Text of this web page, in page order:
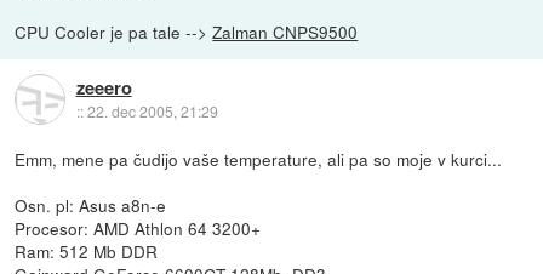
CPU Cooler je pa tale -->Zalman CNPS9500
zeeero
::22. dec 2005, 21:29
Emm, mene pa čudijo vaše temperature, ali pa so moje v kurci...
Osn. pl: Asus a8n-e
Procesor: AMD Athlon 64 3200+
Ram: 512 Mb DDR